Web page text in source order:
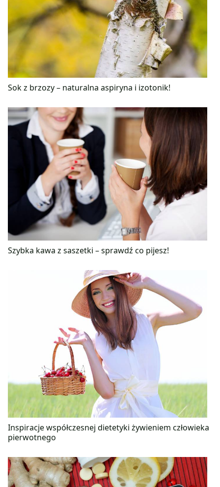
Sok z brzozy – naturalna aspiryna i izotonik!
Szybka kawa z saszetki – sprawdź co pijesz!
Inspiracje współczesnej dietetyki żywieniem człowieka
pierwotnego